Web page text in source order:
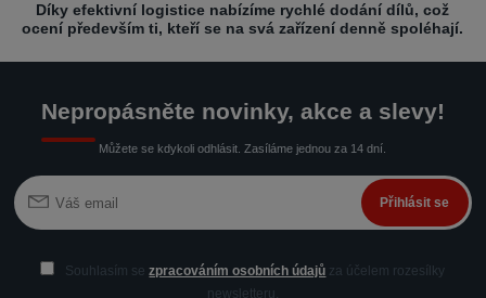
Díky efektivní logistice nabízíme rychlé dodání dílů, což
ocení především ti, kteří se na svá zařízení denně spoléhají.
Nepropásněte novinky, akce a slevy!
Můžete se kdykoli odhlásit. Zasíláme jednou za 14 dní.
Přihlásit se
Souhlasím sezpracováním osobních údajů za účelem rozesílky
newsletteru.